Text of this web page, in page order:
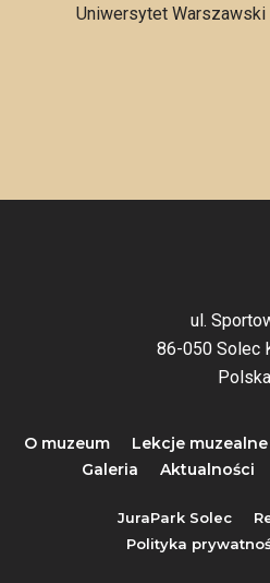
Uniwersytet Warszawski
ul.
86-050 Solec
Polska
O muzeum Lekcje muzealne
Galeria
Aktualności
JuraPark Solec
Polityka